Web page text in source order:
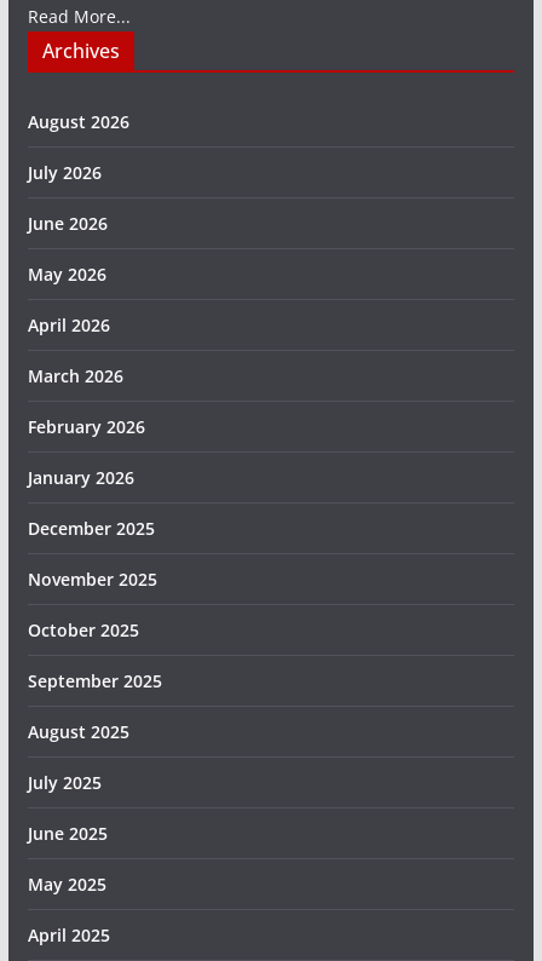
Read More...
Archives
August 2026
July 2026
June 2026
May 2026
April 2026
March 2026
February 2026
January 2026
December 2025
November 2025
October 2025
September 2025
August 2025
July 2025
June 2025
May 2025
April 2025